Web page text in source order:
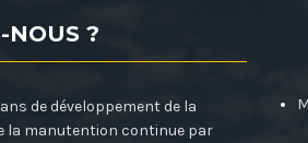
NOUS ?
de développement de la
la manutention continue par